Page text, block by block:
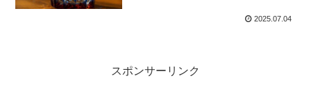
2025.07.04
スポンサーリンク